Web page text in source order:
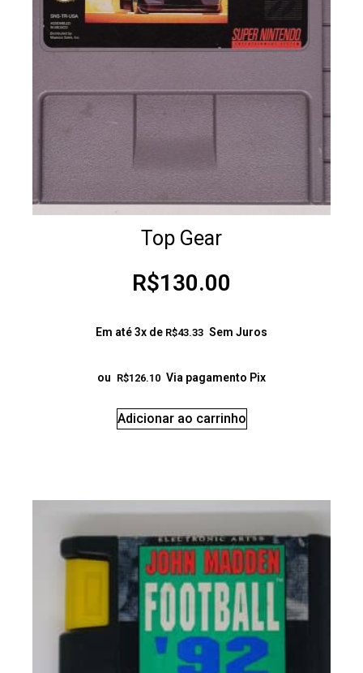
Top Gear
R$130.00
Em até 3x de R$43.33 Sem Juros
ou R$126.10 Via pagamento Pix
Adicionar ao carrinho